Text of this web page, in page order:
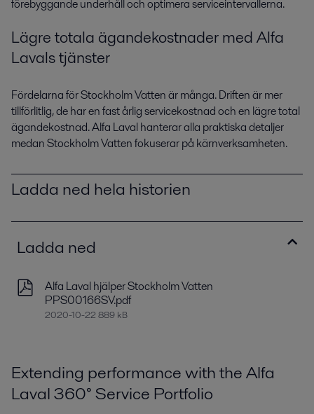
förebyggande underhåll och optimera serviceintervallerna.
Lägre totala ägandekostnader med Alfa
Lavals tjänster
Fördelarna för Stockholm Vatten är många. Driften är mer
tillförlitlig, de har en fast årlig servicekostnad och en lägre total
ägandekostnad. Alfa Laval hanterar alla praktiska detaljer
medan Stockholm Vatten fokuserar på kärnverksamheten.
Ladda ned hela historien
Ladda ned
Alfa Laval hjälper Stockholm Vatten
PPS00166SV.pdf
2020-10-22 889 kB
Extending performance with the Alfa
Laval 360° Service Portfolio